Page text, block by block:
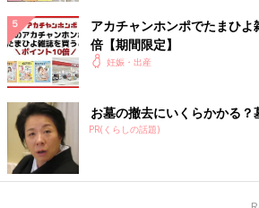
す。
アカチャンホンポでたまひ
倍【期間限定】
妊娠・出産
お墓の撤去にいくらかかる？
PR(くらしの話題)